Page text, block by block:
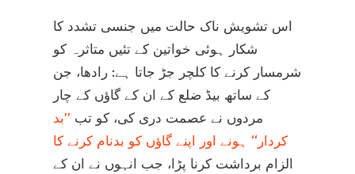
اس تشویش ناک حالت میں جنسی تشدد کا
شکار ہوئی خواتین کے تئیں متاثرہ کو
شرمسار کرنے کا کلچر جڑ جاتا ہے: رادھا، جن
کے ساتھ بیڈ ضلع کے ان کے گاؤں کے چار
مردوں نے عصمت دری کی، کو تب ’’بد
کردار‘‘ ہونے اور اپنے گاؤں کو بدنام کرنے کا
الزام برداشت کرنا پڑا، جب انہوں نے ان کے